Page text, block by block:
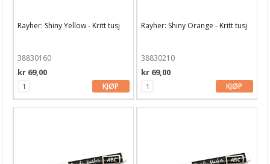
Rayher: Shiny Yellow - Kritt tusj
38830160
kr 69,00
KJØP
Rayher: Shiny Orange - Kritt tusj
38830210
kr 69,00
KJØP